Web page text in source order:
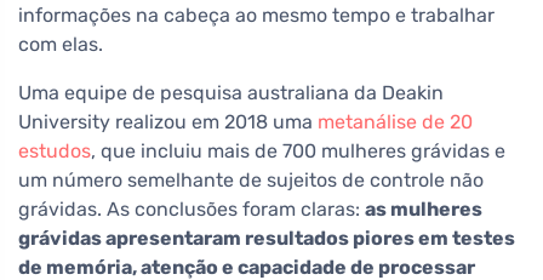
informações na cabeça ao mesmo tempo e trabalhar
com elas.
Uma equipe de pesquisa australiana da Deakin
University realizou em 2018 uma metanálise de 20
estudos, que incluiu mais de 700 mulheres grávidas e
um número semelhante de sujeitos de controle não
grávidas. As conclusões foram claras: as mulheres
grávidas apresentaram resultados piores em testes
de memória, atenção e capacidade de processar